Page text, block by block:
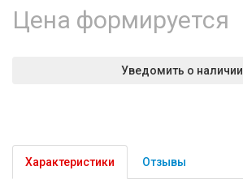
Цена формируется
Уведомить о наличии
Характеристики Отзывы